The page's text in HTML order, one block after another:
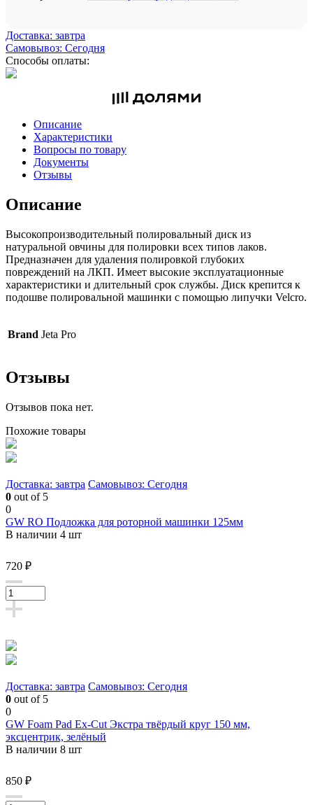
Доставка: завтра
Самовывоз: Сегодня
Способы оплаты:
Описание
Характеристики
Вопросы по товару
Документы
Отзывы
Описание
Высокопроизводительный полировальный диск из
натуральной овчины для полировки всех типов лаков.
Предназначен для удаления полировкой глубоких
повреждений на ЛКП. Имеет высокие эксплуатационные
характеристики и длительный срок службы. Диск крепится к
подошве полировальной машинки с помощью липучки Velcro.
Brand Jeta Pro
Отзывы
Отзывов пока нет.
Похожие товары
Доставка: завтра Самовывоз: Сегодня
0 out of 5
0
GW RO Подложка для роторной машинки 125мм
В наличии 4 шт
720 ₽
Доставка: завтра Самовывоз: Сегодня
0 out of 5
0
GW Foam Pad Ex-Cut Экстра твёрдый круг 150 мм,
эксцентрик, зелёный
В наличии 8 шт
850 ₽